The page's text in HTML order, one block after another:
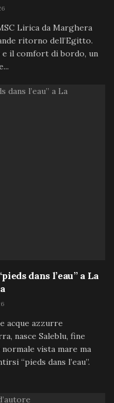
Lirica da Marghera
ritorno dell’Egitto.
e il comfort di bordo, un
dans l’eau” a La
acque azzurre
nasce Saleblu, fine
vista mare ma
“pieds dans l’eau”.